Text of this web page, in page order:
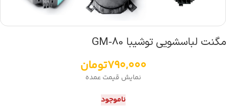
مگنت لباسشویی توشیبا GM‑80
790,000تومان
نمایش قیمت عمده
ناموجود